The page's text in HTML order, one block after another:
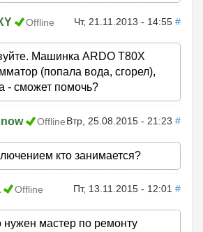
Offline Чт, 21.11.2013 - 14:55 #
Машинка ARDO T80X
(попала вода, сгорел),
- сможет помочь?
Offline Втр, 25.08.2015 - 21:23 #
кто занимается?
Offline Пт, 13.11.2015 - 12:01 #
нужен мастер по ремонту